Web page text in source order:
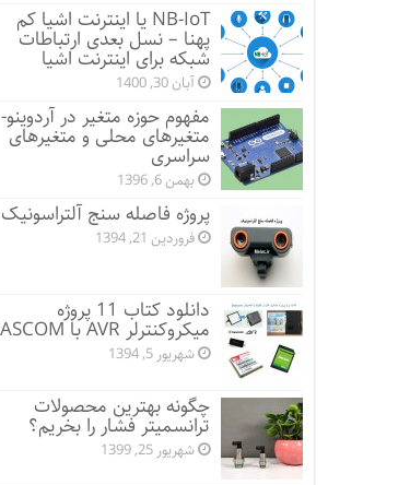
NB-IoT یا اینترنت اشیا کم
پهنا – نسل بعدی ارتباطات
شبکه برای اینترنت اشیا
آبان 30, 1400
مفهوم حوزه متغیر در آردوینو-
متغیرهای محلی و متغیرهای
سراسری
بهمن 6, 1396
پروژه فاصله سنج آلتراسونیک
فروردین 21, 1394
دانلود کتاب 11 پروژه
میکروکنترلر AVR با BASCOM
شهریور 5, 1394
چگونه بهترین محصولات
ترانسمیتر فشار را بخریم؟
شهریور 25, 1399